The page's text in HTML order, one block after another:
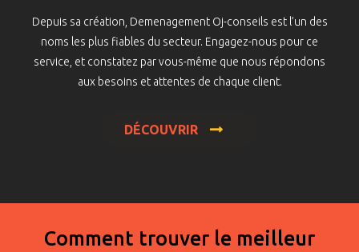
Depuis sa création, Demenagement Oj-conseils est l’un des
noms les plus fiables du secteur. Engagez-nous pour ce
service, et constatez par vous-même que nous répondons
aux besoins et attentes de chaque client.
DÉCOUVRIR
Comment trouver le meilleur